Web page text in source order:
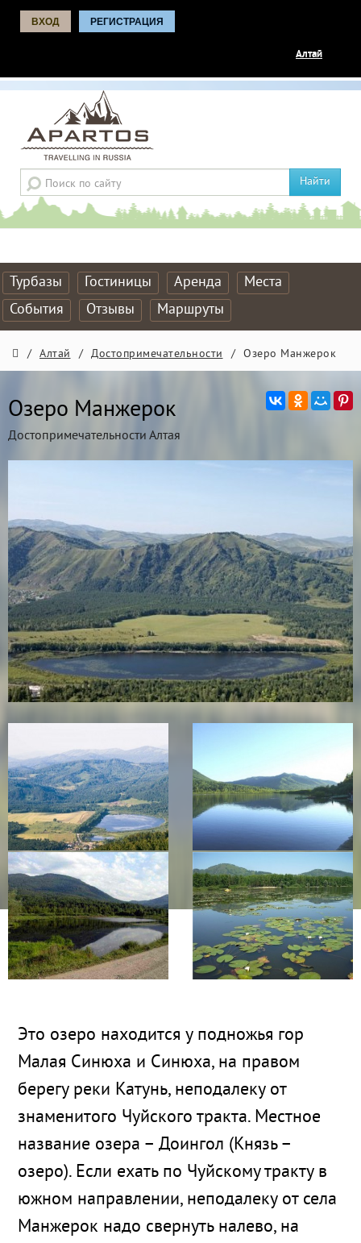
ВХОД РЕГИСТРАЦИЯ
Алтай
Найти
Турбазы Гостиницы Аренда
Места
События
Отзывы Маршруты
/ Алтай / Достопримечательности / Озеро Манжерок
Озеро Манжерок
Достопримечательности Алтая
Это озеро находится у подножья гор
Малая Синюха и Синюха, на правом
берегу реки Катунь, неподалеку от
знаменитого Чуйского тракта. Местное
название озера – Доингол (Князь –
озеро). Если ехать по Чуйскому тракту в
южном направлении, неподалеку от села
Манжерок надо свернуть налево, на